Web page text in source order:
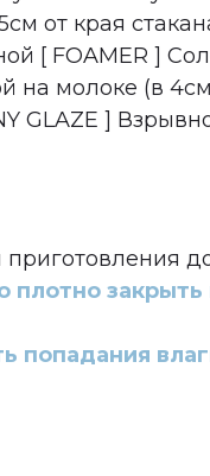
от края
[ FOAMER ]
на молоке (в
GLAZE ]
плотно
попадания